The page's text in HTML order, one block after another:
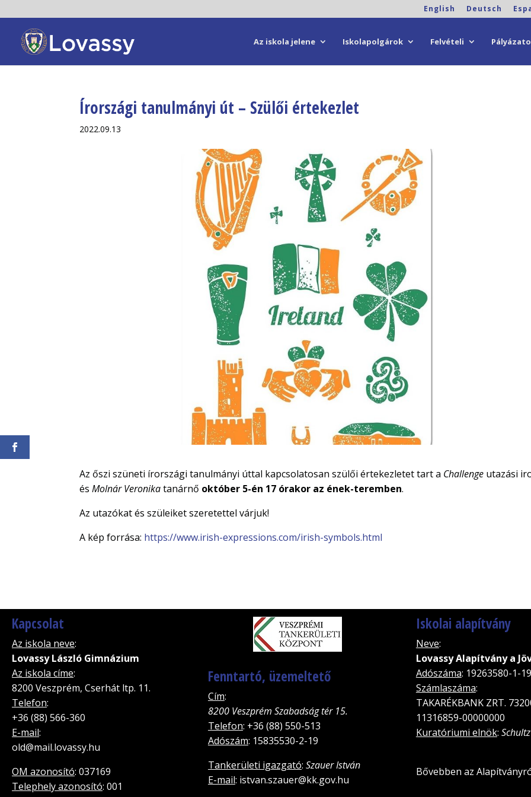
English Deutsch
Az iskola jelene Iskolapolgárok Felvételi
Írországi tanulmányi út – Szülői értekezlet
2022.09.13
Az őszi szüneti írországi tanulmányi úttal kapcsolatosan szülői értekezletet tart a Challenge utazási
ésMolnár Veronikatanárnő október 5-én 17 órakor az ének-teremben.
Az utazókat és szüleiket szeretettel várjuk!
A kép forrása: https://www.irish-expressions.com/irish-symbols.html
Kapcsolat
Az iskola neve:
Lovassy László Gimnázium
Az iskola címe:
8200 Veszprém, Cserhát ltp. 11.
Telefon:
+36 (88) 566-360
E-mail:
old@mail.lovassy.hu
OM azonosító: 037169
Telephely azonosító: 001
Fenntartó, üzemeltető
Cím:
8200 Veszprém Szabadság tér 15.
Telefon: +36 (88) 550-513
Adószám: 15835530-2-19
Tankerületi igazgató: Szauer István
E-mail: istvan.szauer@kk.gov.hu
Iskolai alapítvány
Neve:
Lovassy Alapítvány a
Adószáma: 19263580-1-19
Számlaszáma:
TAKARÉKBANK ZRT.
11316859-00000000
Kuratóriumi elnök:
Bővebben az